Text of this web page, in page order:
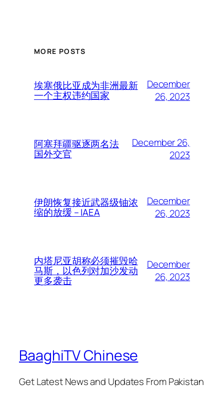
MORE POSTS
埃塞俄比亚成为非洲最新
一个主权违约国家
December
26, 2023
阿塞拜疆驱逐两名法
国外交官
December 26,
2023
伊朗恢复接近武器级铀浓
缩的放缓 – IAEA
December
26, 2023
内塔尼亚胡称必须摧毁哈
马斯，以色列对加沙发动
更多袭击
December
26, 2023
BaaghiTV Chinese
Get Latest News and Updates From Pakistan